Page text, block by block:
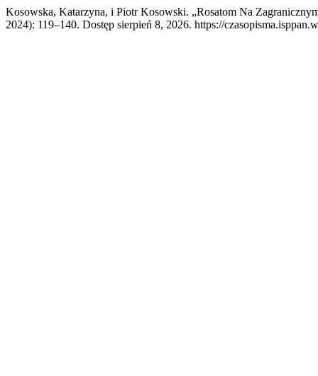
Kosowska, Katarzyna, i Piotr Kosowski. „Rosatom Na
2024): 119–140. Dostęp sierpień 8, 2026. https://